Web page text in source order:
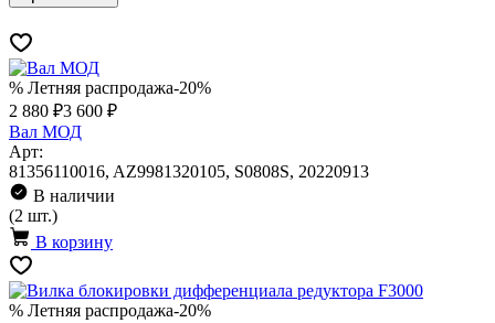
% Летняя распродажа-20%
2 880 ₽3 600 ₽
Вал МОД
Арт:
81356110016, AZ9981320105, S0808S, 20220913
В наличии
(2 шт.)
В корзину
% Летняя распродажа-20%